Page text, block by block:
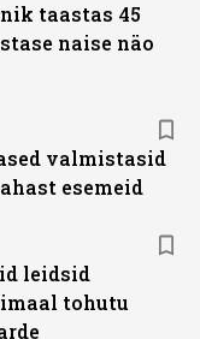
taastas 45
naise näo
valmistasid
esemeid
leidsid
tohutu